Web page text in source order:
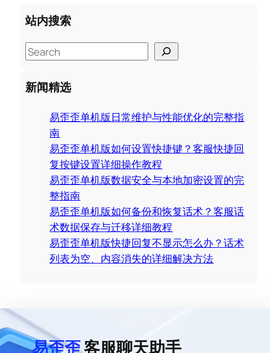
站内搜索
S
e
a
r
新闻精选
易歪歪单机版日常维护与性能优化的完整指
南
易歪歪单机版如何设置快捷键？客服快捷回
复按键设置详细操作教程
易歪歪单机版数据安全与本地加密设置的完
整指南
易歪歪单机版如何备份和恢复话术？客服话
术数据保存与迁移详细教程
易歪歪单机版快捷回复不显示怎么办？话术
列表为空、内容消失的详细解决方法
易歪歪客服聊天助手